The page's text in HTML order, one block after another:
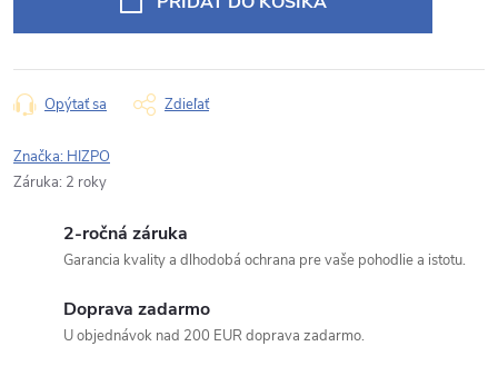
Opýtať sa Zdieľať
Značka: HIZPO
Záruka: 2 roky
2-ročná záruka
Garancia kvality a dlhodobá ochrana pre vaše pohodlie a istotu.
Doprava zadarmo
U objednávok nad 200 EUR doprava zadarmo.